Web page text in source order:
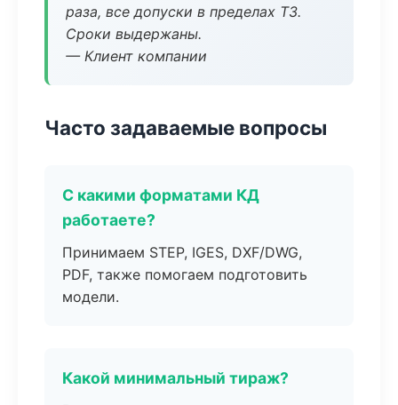
раза, все допуски в пределах ТЗ.
Сроки выдержаны.
— Клиент компании
Часто задаваемые вопросы
С какими форматами КД
работаете?
Принимаем STEP, IGES, DXF/DWG,
PDF, также помогаем подготовить
модели.
Какой минимальный тираж?